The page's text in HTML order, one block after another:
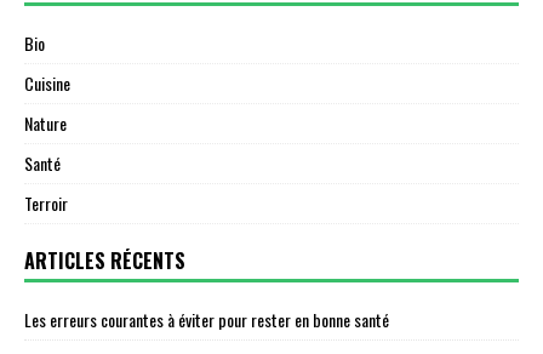
Bio
Cuisine
Nature
Santé
Terroir
ARTICLES RÉCENTS
Les erreurs courantes à éviter pour rester en bonne santé